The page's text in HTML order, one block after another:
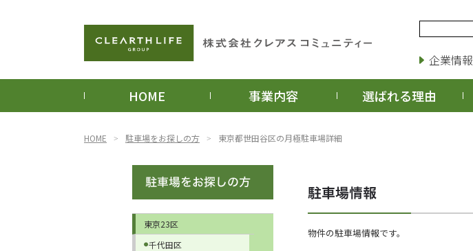
企業情報
HOME 事業内容 選ばれる理由
HOME 駐車場をお探しの方 東京都世田谷区の月極駐車場詳細
物件の駐車場情報です。
東京23区
千代田区